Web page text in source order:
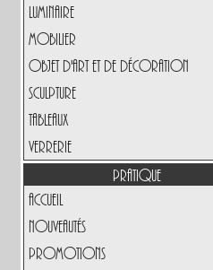
Luminaire
Mobilier
Objet d'art et de Décoration
Sculpture
Tableaux
Verrerie
Pratique
Accueil
Nouveautés
Promotions